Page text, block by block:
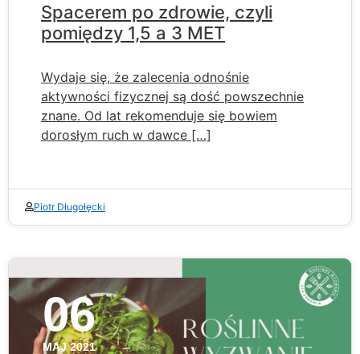
Spacerem po zdrowie, czyli
pomiędzy 1,5 a 3 MET
Wydaje się, że zalecenia odnośnie
aktywności fizycznej są dość powszechnie
znane. Od lat rekomenduje się bowiem
dorosłym ruch w dawce […]
Piotr Długołęcki
06
MAJ 2021